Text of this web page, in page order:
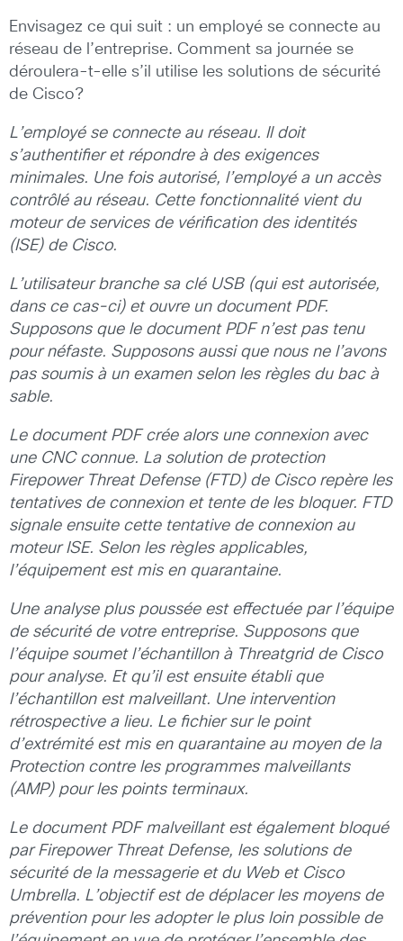
Envisagez ce qui suit : un employé se connecte au
réseau de l’entreprise. Comment sa journée se
déroulera-t-elle s’il utilise les solutions de sécurité
de Cisco?
L’employé se connecte au réseau. Il doit
s’authentifier et répondre à des exigences
minimales. Une fois autorisé, l’employé a un accès
contrôlé au réseau. Cette fonctionnalité vient du
moteur de services de vérification des identités
(ISE) de Cisco.
L’utilisateur branche sa clé USB (qui est autorisée,
dans ce cas-ci) et ouvre un document PDF.
Supposons que le document PDF n’est pas tenu
pour néfaste. Supposons aussi que nous ne l’avons
pas soumis à un examen selon les règles du bac à
sable.
Le document PDF crée alors une connexion avec
une CNC connue. La solution de protection
Firepower Threat Defense (FTD) de Cisco repère les
tentatives de connexion et tente de les bloquer. FTD
signale ensuite cette tentative de connexion au
moteur ISE. Selon les règles applicables,
l’équipement est mis en quarantaine.
Une analyse plus poussée est effectuée par l’équipe
de sécurité de votre entreprise. Supposons que
l’équipe soumet l’échantillon à Threatgrid de Cisco
pour analyse. Et qu’il est ensuite établi que
l’échantillon est malveillant. Une intervention
rétrospective a lieu. Le fichier sur le point
d’extrémité est mis en quarantaine au moyen de la
Protection contre les programmes malveillants
(AMP) pour les points terminaux.
Le document PDF malveillant est également bloqué
par Firepower Threat Defense, les solutions de
sécurité de la messagerie et du Web et Cisco
Umbrella. L’objectif est de déplacer les moyens de
prévention pour les adopter le plus loin possible de